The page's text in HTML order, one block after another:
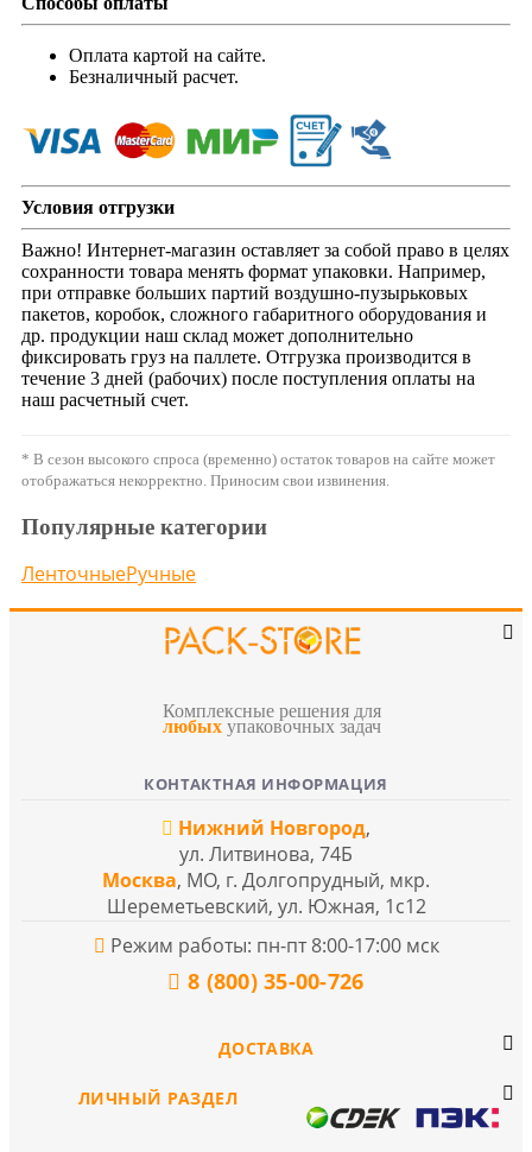
Оплата картой на сайте.
Безналичный расчет.
Условия отгрузки
Важно! Интернет-магазин оставляет за собой право в целях
сохранности товара менять формат упаковки. Например,
при отправке больших партий воздушно-пузырьковых
пакетов, коробок, сложного габаритного оборудования и
др. продукции наш склад может дополнительно
фиксировать груз на паллете. Отгрузка производится в
течение 3 дней (рабочих) после поступления оплаты на
наш расчетный счет.
* В сезон высокого спроса (временно) остаток товаров на сайте может
отображаться некорректно. Приносим свои извинения.
Популярные категории
ЛенточныеРучные
Комплексные решения для
любых упаковочных задач
КОНТАКТНАЯ ИНФОРМАЦИЯ
Нижний Новгород,
ул. Литвинова, 74Б
Москва, МО, г. Долгопрудный, мкр.
Шереметьевский, ул. Южная, 1с12
Режим работы: пн-пт 8:00-17:00 мск
8 (800) 35-00-726
ДОСТАВКА
ЛИЧНЫЙ РАЗДЕЛ